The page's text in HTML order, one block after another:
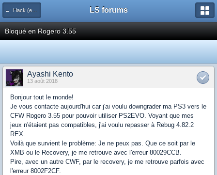
← Hack (exploits, homebrews...) LS forums
Bloqué en Rogero 3.55
Ayashi Kento
13 août 2018
Bonjour tout le monde!
Je vous contacte aujourd'hui car j'ai voulu downgrader ma PS3 vers le
CFW Rogero 3.55 pour pouvoir utiliser PS2EVO. Voyant que mes
jeux n'étaient pas compatibles, j'ai voulu repasser à Rebug 4.82.2
REX.
Voilà que survient le problème: Je ne peux pas. Que ce soit par le
XMB ou le Recovery, je me retrouve avec l'erreur 80029CCB.
Pire, avec un autre CWF, par le recovery, je me retrouve parfois avec
l'erreur 8002F2CF.